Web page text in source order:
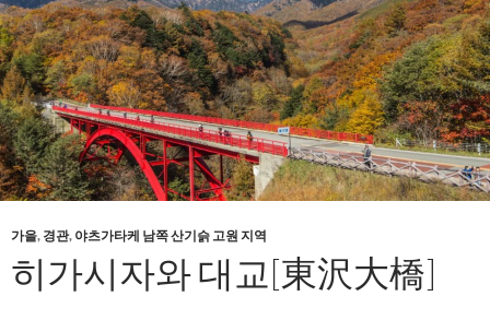
가을, 경관, 야츠가타케 남쪽 산기슭 고원 지역
히가시자와 대교[東沢大橋]